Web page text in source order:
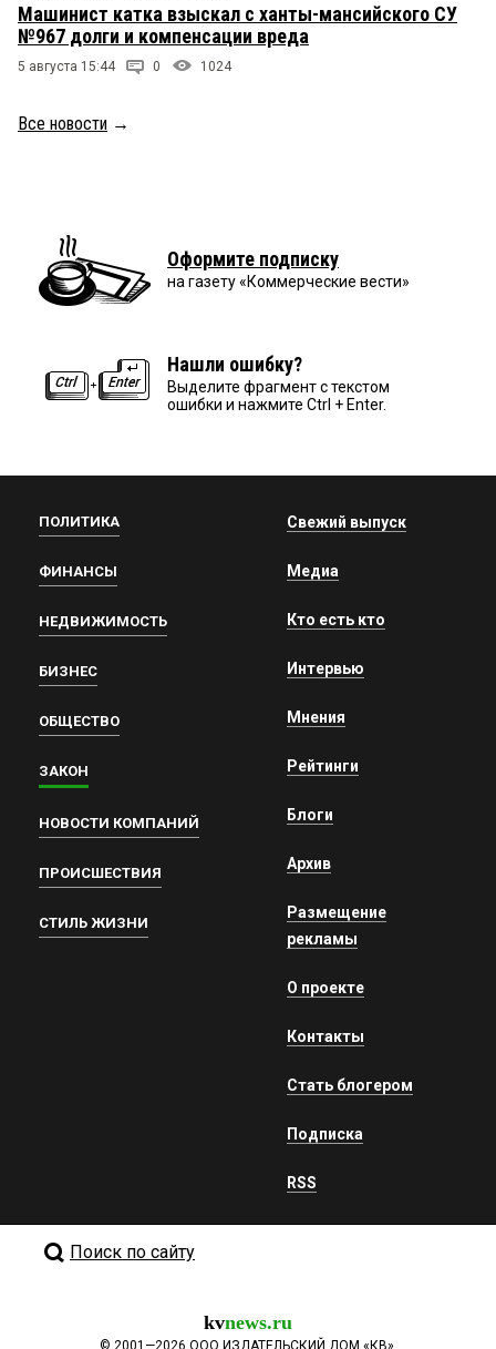
Машинист катка взыскал с ханты-мансийского СУ
№967 долги и компенсации вреда
5 августа 15:44 0 1024
Все новости →
Оформите подписку
на газету «Коммерческие вести»
Нашли ошибку?
Выделите фрагмент с текстом
ошибки и нажмите Ctrl + Enter.
ПОЛИТИКА
ФИНАНСЫ
НЕДВИЖИМОСТЬ
БИЗНЕС
ОБЩЕСТВО
ЗАКОН
НОВОСТИ КОМПАНИЙ
ПРОИСШЕСТВИЯ
СТИЛЬ ЖИЗНИ
Свежий выпуск
Медиа
Кто есть кто
Интервью
Мнения
Рейтинги
Блоги
Архив
Размещение
рекламы
О проекте
Контакты
Стать блогером
Подписка
RSS
Поиск по сайту
kvnews.ru
© 2001—2026 ООО ИЗДАТЕЛЬСКИЙ ДОМ «КВ».